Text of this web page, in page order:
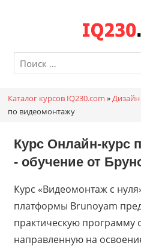
Каталог курсов IQ230.com »Дизайн
по видеомонтажу
Курс Онлайн-курс
- обучение от
Курс «Видеомонтаж с
платформы Brunoyam
практическую программу
направленную на